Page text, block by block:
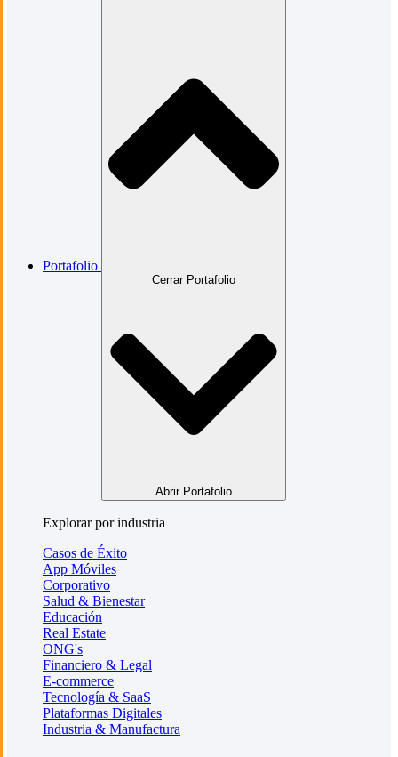
Portafolio
Cerrar Portafolio
Abrir Portafolio
Explorar por industria
Casos de Éxito
App Móviles
Corporativo
Salud & Bienestar
Educación
Real Estate
ONG's
Financiero & Legal
E-commerce
Tecnología & SaaS
Plataformas Digitales
Industria & Manufactura